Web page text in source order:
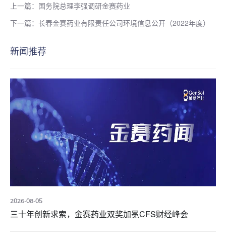
上一篇：国务院总理李强调研金赛药业
下一篇：长春金赛药业有限责任公司环境信息公开（2022年度）
新闻推荐
2026-08-05
三十年创新求索，金赛药业双奖加冕CFS财经峰会